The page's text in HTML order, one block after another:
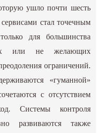
ушло почти шесть
стал точечным
для большинства
или не желающих
ограничений.
«гуманной»
с отсутствием
Системы контроля
развиваются также